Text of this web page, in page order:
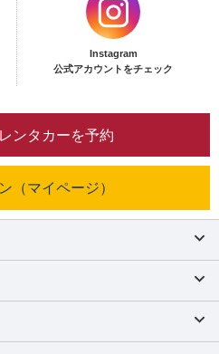
Instagram
公式アカウントをチェック
ンタカーを予約
（マイページ）